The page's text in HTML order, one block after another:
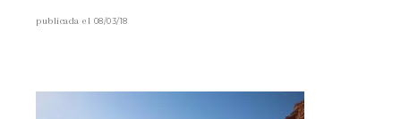
publicada el 08/03/18